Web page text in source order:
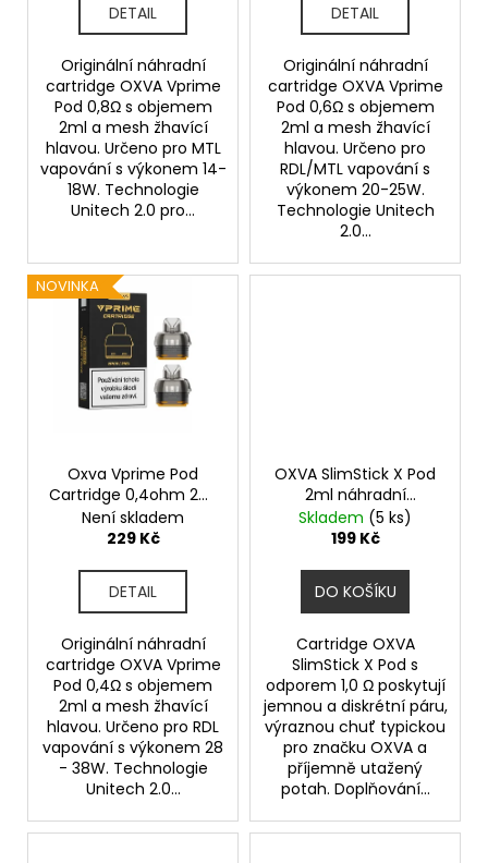
DETAIL
Originální náhradní
cartridge OXVA Vprime
Pod 0,8Ω s objemem
2ml a mesh žhavící
hlavou. Určeno pro MTL
vapování s výkonem 14-
18W. Technologie
Unitech 2.0 pro...
DETAIL
Originální náhradní
cartridge OXVA Vprime
Pod 0,6Ω s objemem
2ml a mesh žhavící
hlavou. Určeno pro
RDL/MTL vapování s
výkonem 20-25W.
Technologie Unitech
2.0...
NOVINKA
Oxva Vprime Pod
Cartridge 0,4ohm 2ml
2ks
Není skladem
229 Kč
DETAIL
Originální náhradní
cartridge OXVA Vprime
Pod 0,4Ω s objemem
2ml a mesh žhavící
hlavou. Určeno pro RDL
vapování s výkonem 28
- 38W. Technologie
Unitech 2.0...
OXVA SlimStick X Pod
2ml náhradní
cartridge 2ks odpor
1,0ohm
Skladem (5 ks)
199 Kč
DO KOŠÍKU
Cartridge OXVA
SlimStick X Pod s
odporem 1,0 Ω poskytují
jemnou a diskrétní páru,
výraznou chuť typickou
pro značku OXVA a
příjemně utažený
potah. Doplňování...